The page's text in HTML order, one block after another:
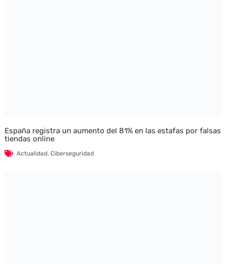
España registra un aumento del 81% en las estafas por falsas
tiendas online
Actualidad, Ciberseguridad